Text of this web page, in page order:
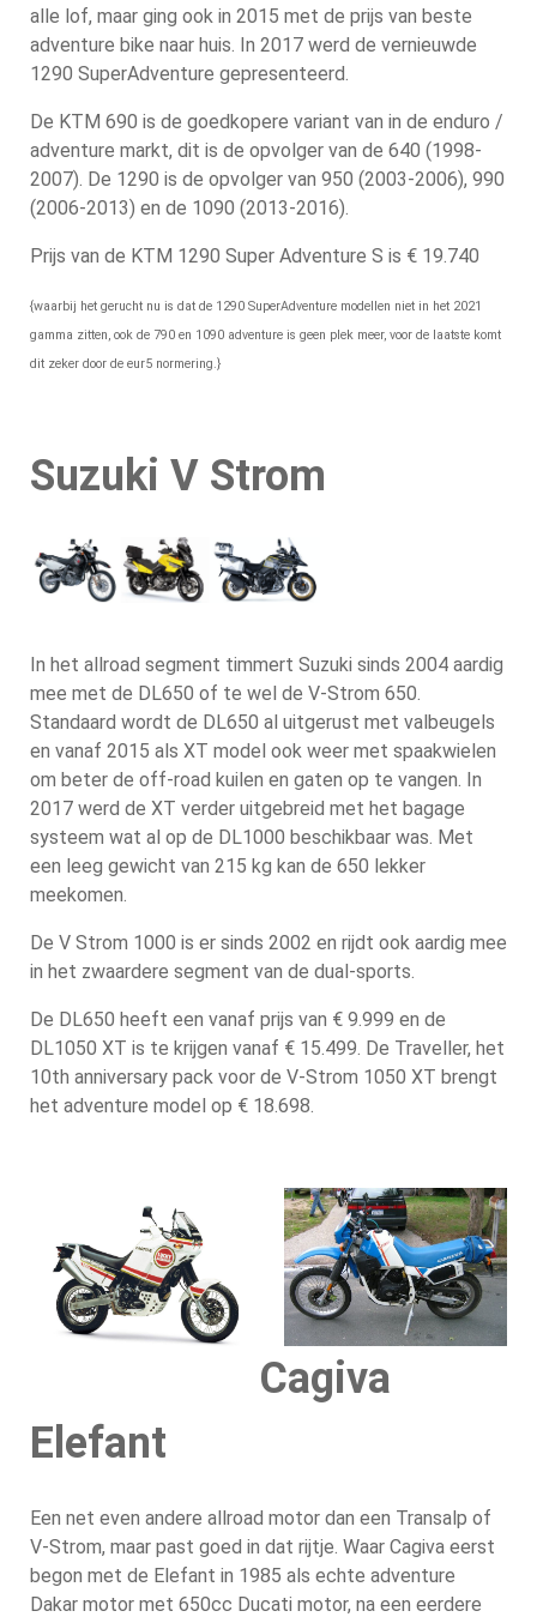
alle lof, maar ging ook in 2015 met de prijs van beste
adventure bike naar huis. In 2017 werd de vernieuwde
1290 SuperAdventure gepresenteerd.
De KTM 690 is de goedkopere variant van in de enduro /
adventure markt, dit is de opvolger van de 640 (1998-
2007). De 1290 is de opvolger van 950 (2003-2006), 990
(2006-2013) en de 1090 (2013-2016).
Prijs van de KTM 1290 Super Adventure S is € 19.740
{waarbij het gerucht nu is dat de 1290 SuperAdventure modellen niet in het 2021
gamma zitten, ook de 790 en 1090 adventure is geen plek meer, voor de laatste komt
dit zeker door de eur5 normering.}
Suzuki V Strom
In het allroad segment timmert Suzuki sinds 2004 aardig
mee met de DL650 of te wel de V-Strom 650.
Standaard wordt de DL650 al uitgerust met valbeugels
en vanaf 2015 als XT model ook weer met spaakwielen
om beter de off-road kuilen en gaten op te vangen. In
2017 werd de XT verder uitgebreid met het bagage
systeem wat al op de DL1000 beschikbaar was. Met
een leeg gewicht van 215 kg kan de 650 lekker
meekomen.
De V Strom 1000 is er sinds 2002 en rijdt ook aardig mee
in het zwaardere segment van de dual-sports.
De DL650 heeft een vanaf prijs van € 9.999 en de
DL1050 XT is te krijgen vanaf € 15.499. De Traveller, het
10th anniversary pack voor de V-Strom 1050 XT brengt
het adventure model op € 18.698.
Cagiva
Elefant
Een net even andere allroad motor dan een Transalp of
V-Strom, maar past goed in dat rijtje. Waar Cagiva eerst
begon met de Elefant in 1985 als echte adventure
Dakar motor met 650cc Ducati motor, na een eerdere